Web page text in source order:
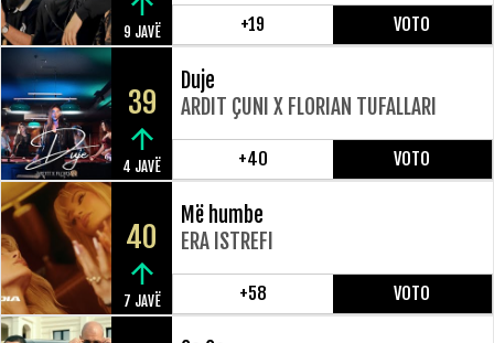
9 JAVË +19 VOTO
39
4 JAVË
Duje
ARDIT ÇUNI X FLORIAN TUFALLARI
+40 VOTO
40
7 JAVË
Më humbe
ERA ISTREFI
+58 VOTO